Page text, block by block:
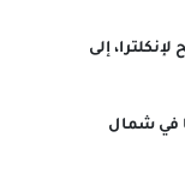
إلى
في شمال